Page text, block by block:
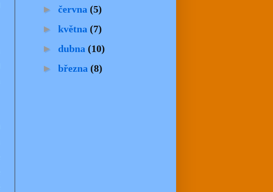
► června (5)
► května (7)
► dubna (10)
► března (8)